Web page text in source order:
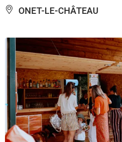
ONET-LE-CHÂTEAU